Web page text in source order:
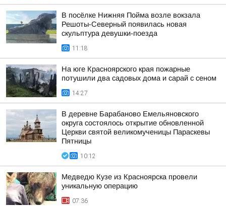
В посёлке Нижняя Пойма возле вокзала
Решоты-Северный появилась новая
скульптура девушки-поезда
11:18
На юге Красноярского края пожарные
потушили два садовых дома и сарай с сеном
14:27
В деревне Барабаново Емельяновского
округа состоялось открытие обновленной
Церкви святой великомученицы Параскевы
Пятницы
10:12
Медведю Кузе из Красноярска провели
уникальную операцию
07:36